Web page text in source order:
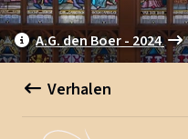
A.G. den Boer - 2024
Verhalen